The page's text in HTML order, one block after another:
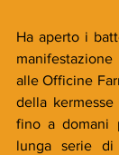
Ha aperto i
alle Officine
della
fino a domani
lunga serie